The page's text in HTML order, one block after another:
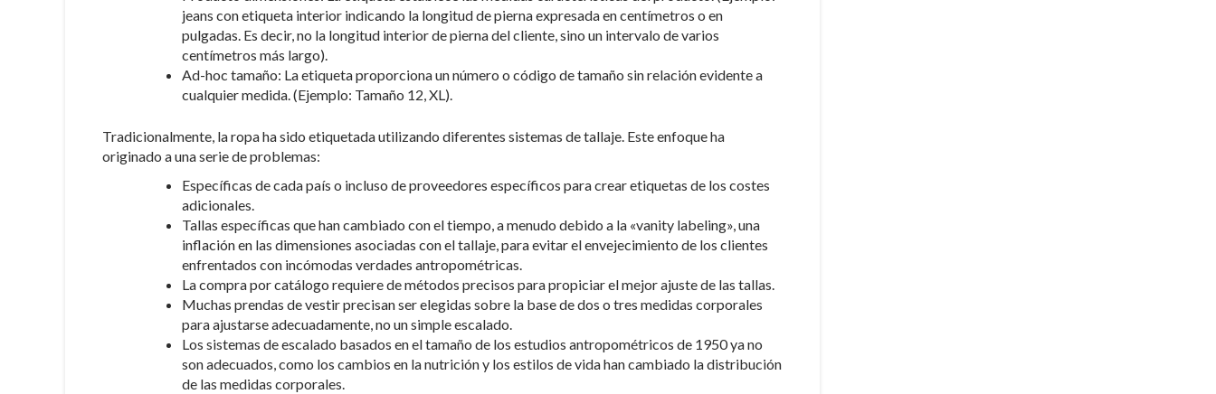
jeans con etiqueta interior indicando la longitud de pierna expresada en centímetros o en
pulgadas. Es decir, no la longitud interior de pierna del cliente, sino un intervalo de varios
centímetros más largo).
Ad-hoc tamaño: La etiqueta proporciona un número o código de tamaño sin relación evidente a
cualquier medida. (Ejemplo: Tamaño 12, XL).
Tradicionalmente, la ropa ha sido etiquetada utilizando diferentes sistemas de tallaje. Este enfoque ha
originado a una serie de problemas:
Específicas de cada país o incluso de proveedores específicos para crear etiquetas de los costes
adicionales.
Tallas específicas que han cambiado con el tiempo, a menudo debido a la «vanity labeling», una
inflación en las dimensiones asociadas con el tallaje, para evitar el envejecimiento de los clientes
enfrentados con incómodas verdades antropométricas.
La compra por catálogo requiere de métodos precisos para propiciar el mejor ajuste de las tallas.
Muchas prendas de vestir precisan ser elegidas sobre la base de dos o tres medidas corporales
para ajustarse adecuadamente, no un simple escalado.
Los sistemas de escalado basados en el tamaño de los estudios antropométricos de 1950 ya no
son adecuados, como los cambios en la nutrición y los estilos de vida han cambiado la distribución
de las medidas corporales.